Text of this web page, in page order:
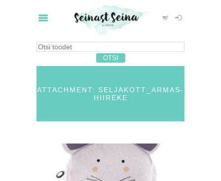
ATTACHMENT: SELJAKOTT_ARMAS-
HIIREKE